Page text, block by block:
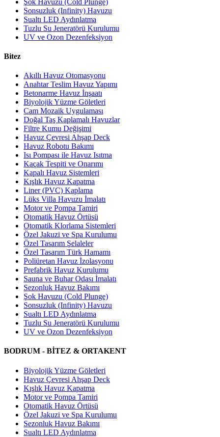
Sonsuzluk (Infinity) Havuzu
Sualtı LED Aydınlatma
Tuzlu Su Jeneratörü Kurulumu
UV ve Ozon Dezenfeksiyon
Bitez
Akıllı Havuz Otomasyonu
Anahtar Teslim Havuz Yapımı
Betonarme Havuz İnşaatı
Biyolojik Yüzme Göletleri
Cam Mozaik Uygulaması
Doğal Taş Kaplamalı Havuzlar
Filtre Kumu Değişimi
Havuz Çevresi Ahşap Deck
Havuz Robotu Bakımı
Isı Pompası ile Havuz Isıtma
Kaçak Tespiti ve Onarımı
Kapalı Havuz Sistemleri
Kışlık Havuz Kapatma
Liner (PVC) Kaplama
Lüks Villa Havuzu İmalatı
Motor ve Pompa Tamiri
Otomatik Havuz Örtüsü
Otomatik Klorlama Sistemleri
Özel Jakuzi ve Spa Kurulumu
Özel Tasarım Şelaleler
Özel Tasarım Türk Hamamı
Poliüretan Havuz İzolasyonu
Prefabrik Havuz Kurulumu
Sauna ve Buhar Odası İmalatı
Sezonluk Havuz Bakımı
Şok Havuzu (Cold Plunge)
Sonsuzluk (Infinity) Havuzu
Sualtı LED Aydınlatma
Tuzlu Su Jeneratörü Kurulumu
UV ve Ozon Dezenfeksiyon
BODRUM - BİTEZ & ORTAKENT
Biyolojik Yüzme Göletleri
Havuz Çevresi Ahşap Deck
Kışlık Havuz Kapatma
Motor ve Pompa Tamiri
Otomatik Havuz Örtüsü
Özel Jakuzi ve Spa Kurulumu
Sezonluk Havuz Bakımı
Sualtı LED Aydınlatma